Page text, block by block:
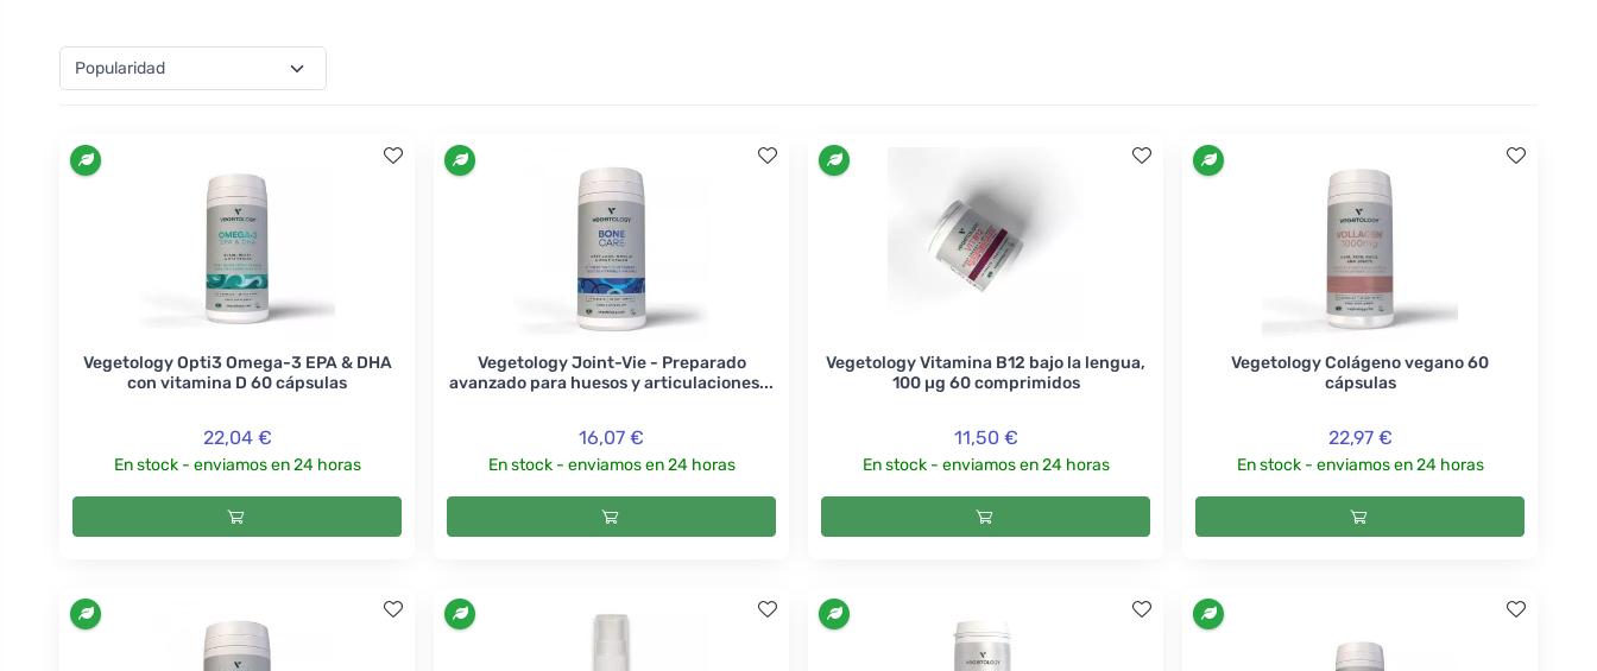
Vegetology Opti3 Omega-3 EPA & DHA
con vitamina D 60 cápsulas
22,04 €
En stock - enviamos en 24 horas
Vegetology Joint-Vie - Preparado
avanzado para huesos y articulaciones...
16,07 €
En stock - enviamos en 24 horas
Vegetology Vitamina B12 bajo la lengua,
100 µg 60 comprimidos
11,50 €
En stock - enviamos en 24 horas
Vegetology Colágeno vegano 60
cápsulas
22,97 €
En stock - enviamos en 24 horas